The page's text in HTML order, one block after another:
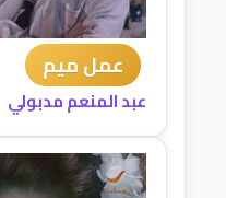
عمل ميم
عبد المنعم مدبولي